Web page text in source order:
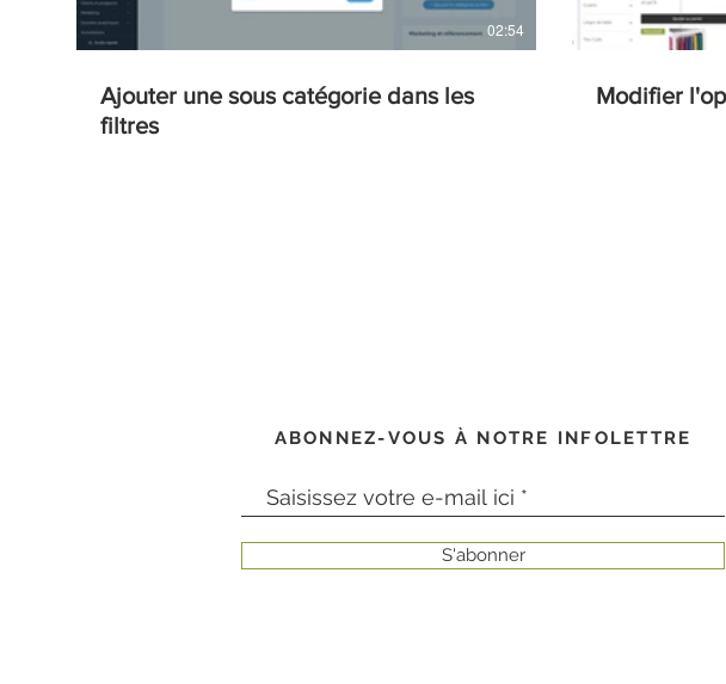
02:54
Ajouter une sous catégorie dans les
filtres
Modifier
ABONNEZ-VOUS À NOTRE INFOLETTRE
S'abonner